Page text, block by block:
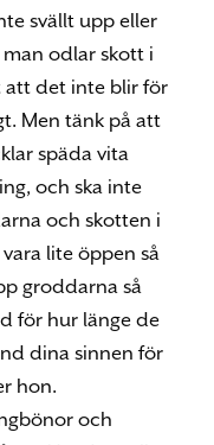
svällt upp eller
odlar skott i
att det inte blir för
Men tänk på att
späda vita
och ska inte
och skotten i
lite öppen så
groddarna så
för hur länge de
dina sinnen för
hon.
och